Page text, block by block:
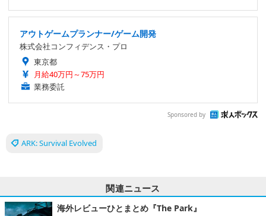
アウトゲームプランナー/ゲーム開発
株式会社コンフィデンス・プロ
東京都
月給40万円～75万円
業務委託
Sponsored by
ARK: Survival Evolved
関連ニュース
海外レビューひとまとめ『The Park』